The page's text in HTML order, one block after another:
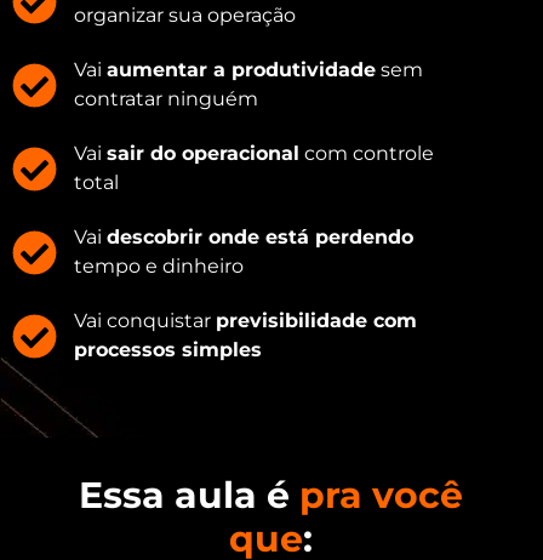
organizar sua operação
Vaiaumentar a produtividade sem
contratar ninguém
Vaisair do operacional com controle
total
Vaidescobrir onde está perdendo
tempo e dinheiro
Vai conquistar previsibilidade com
processos simples
Essa aula é pra você
que: